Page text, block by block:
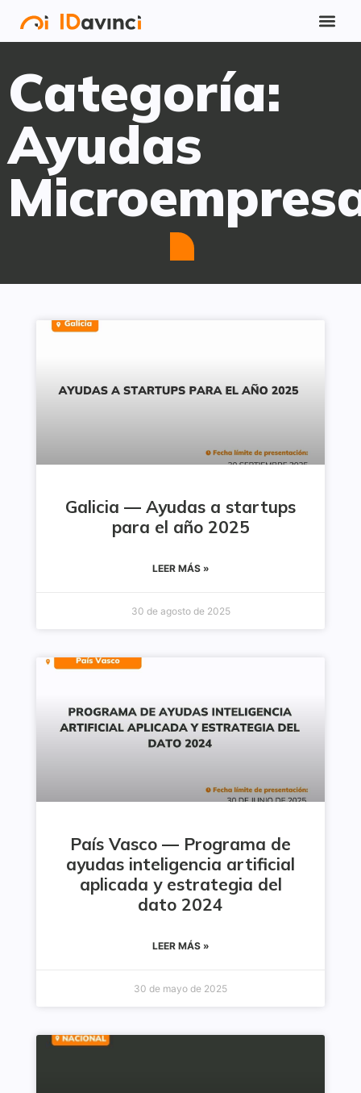
Categoría:
Ayudas
Galicia — Ayudas a startups
para el año 2025
LEER MÁS »
30 de agosto de 2025
País Vasco — Programa de
ayudas inteligencia artificial
aplicada y estrategia del
dato 2024
LEER MÁS »
30 de mayo de 2025